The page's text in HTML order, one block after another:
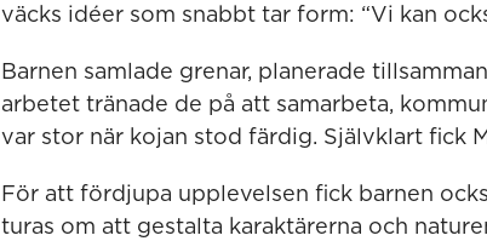
väcks idéer som snabbt tar form: “Vi kan
Barnen samlade grenar, planerade
arbetet tränade de på att samarbeta,
var stor när kojan stod färdig. Självklart fick
För att fördjupa upplevelsen fick barnen
turas om att gestalta karaktärerna och